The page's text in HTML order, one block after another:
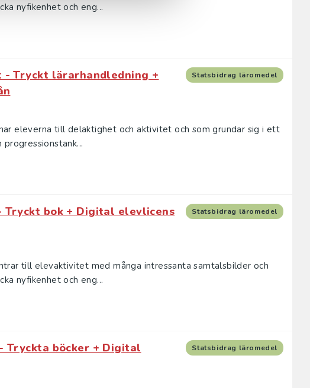
nyfikenhet och eng...
- Tryckt lärarhandledning +
Statsbidrag läromedel
eleverna till delaktighet och aktivitet och som grundar sig i ett
Tryckt bok + Digital elevlicens
Statsbidrag läromedel
till elevaktivitet med många intressanta samtalsbilder och
nyfikenhet och eng...
Tryckta böcker + Digital
Statsbidrag läromedel